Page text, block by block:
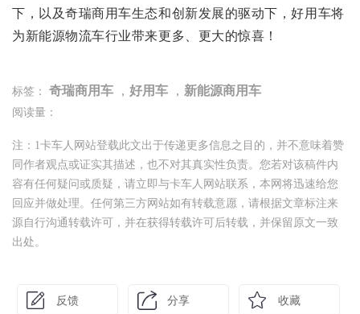
下，以及奇瑞商用车生态和创新发展的驱动下，好用车将
为新能源物流车行业带来更多、更大的惊喜！
标签： 奇瑞商用车 ， 好用车 ， 新能源商用车
阅读量：
注：1卡车人网站登载此文出于传递更多信息之目的，并不意味着赞
同作者观点或证实其描述，也不对其真实性负责。您若对该稿件内
容有任何疑问或质疑，请立即与卡车人网站联系，本网将迅速给您
回应并做处理。任何第三方网站如有转载意愿，请根据文章标注来
源自行沟通转载许可，并在获得转载许可后转载，并保留原文一致
出处。
反馈 分享 收藏